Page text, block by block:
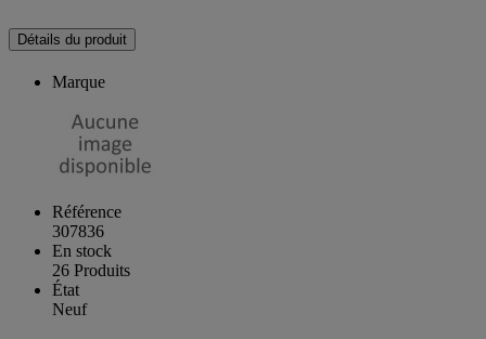
Détails du produit
Marque
Référence
307836
En stock
26 Produits
État
Neuf